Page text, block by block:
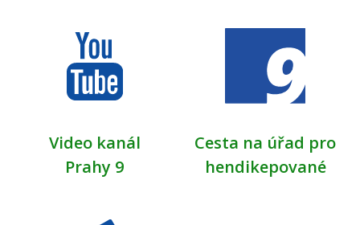
Video kanál
Prahy 9
Cesta na úřad pro
hendikepované